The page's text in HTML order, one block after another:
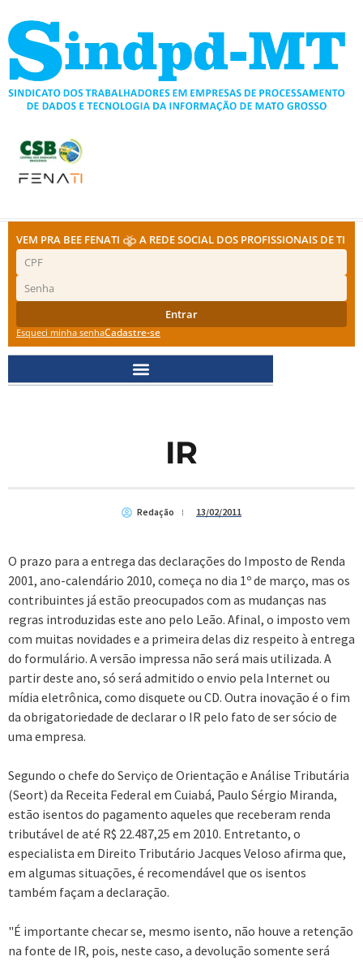
para
conteúdo
VEM PRA BEE FENATI A REDE SOCIAL DOS PROFISSIONAIS DE TI
Entrar
Esqueci minha senhaCadastre-se
IR
Redação 13/02/2011
O prazo para a entrega das declarações do Imposto de Renda
2001, ano-calendário 2010, começa no dia 1º de março, mas os
contribuintes já estão preocupados com as mudanças nas
regras introduzidas este ano pelo Leão. Afinal, o imposto vem
com muitas novidades e a primeira delas diz respeito à entrega
do formulário. A versão impressa não será mais utilizada. A
partir deste ano, só será admitido o envio pela Internet ou
mídia eletrônica, como disquete ou CD. Outra inovação é o fim
da obrigatoriedade de declarar o IR pelo fato de ser sócio de
uma empresa.
Segundo o chefe do Serviço de Orientação e Análise Tributária
(Seort) da Receita Federal em Cuiabá, Paulo Sérgio Miranda,
estão isentos do pagamento aqueles que receberam renda
tributável de até R$ 22.487,25 em 2010. Entretanto, o
especialista em Direito Tributário Jacques Veloso afirma que,
em algumas situações, é recomendável que os isentos
também façam a declaração.
"É importante checar se, mesmo isento, não houve a retenção
na fonte de IR, pois, neste caso, a devolução somente será